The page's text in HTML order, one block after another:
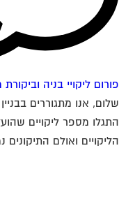
ליקויי בניה וביקורת
אנו מתגוררים
מספר ליקויים
ואולם התיקונים